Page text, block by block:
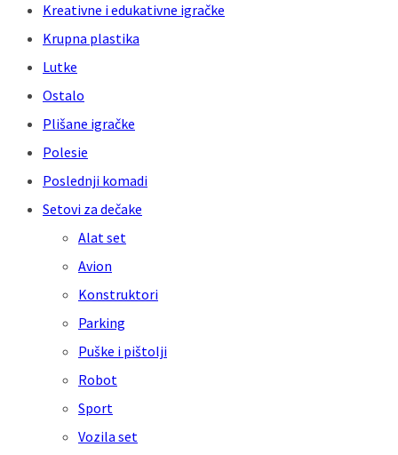
Kreativne i edukativne igračke
Krupna plastika
Lutke
Ostalo
Plišane igračke
Polesie
Poslednji komadi
Setovi za dečake
Alat set
Avion
Konstruktori
Parking
Puške i pištolji
Robot
Sport
Vozila set